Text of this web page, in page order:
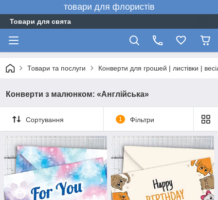
товари для флористів
Товари для свята
Товари та послуги Конверти для грошей | листівки |
Конверти з малюнком: «Англійська»
Сортування 1 Фільтри